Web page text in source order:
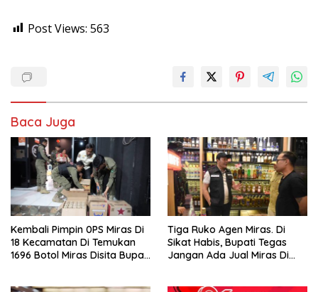
Post Views: 563
Baca Juga
Kembali Pimpin 0PS Miras Di
18 Kecamatan Di Temukan
1696 Botol Miras Disita Bupati
Tiga Ruko Agen Miras. Di
Sikat Habis, Bupati Tegas
Jangan Ada Jual Miras Di